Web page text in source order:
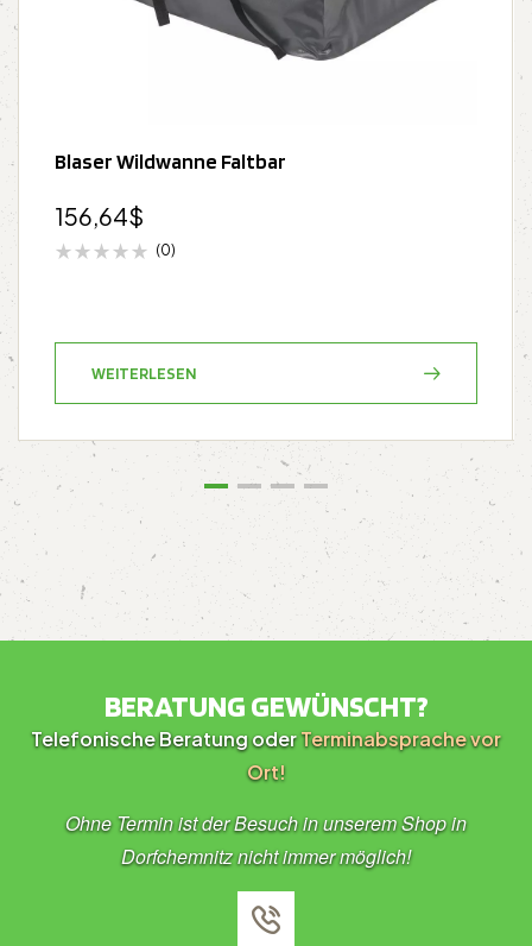
Blaser Wildwanne Faltbar
156,64$
(0)
WEITERLESEN
BERATUNG GEWÜNSCHT?
Telefonische Beratung oderTerminabsprache vor
Ort!
Ohne Termin ist der Besuch in unserem Shop in
Dorfchemnitz nicht immer möglich!